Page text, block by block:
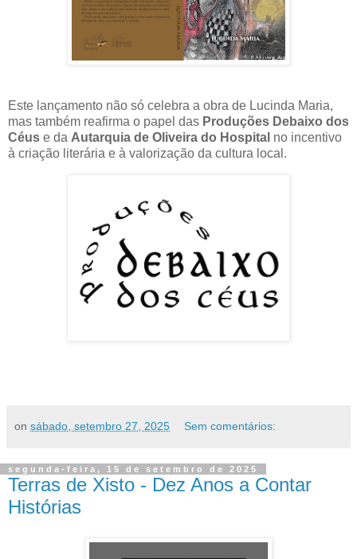
Este lançamento não só celebra a obra de Lucinda Maria,
mas também reafirma o papel das Produções Debaixo dos
Céus e da Autarquia de Oliveira do Hospital no incentivo
à criação literária e à valorização da cultura local.
on sábado, setembro 27, 2025 Sem comentários:
segunda-feira, 15 de setembro de 2025
Terras de Xisto - Dez Anos a Contar
Histórias